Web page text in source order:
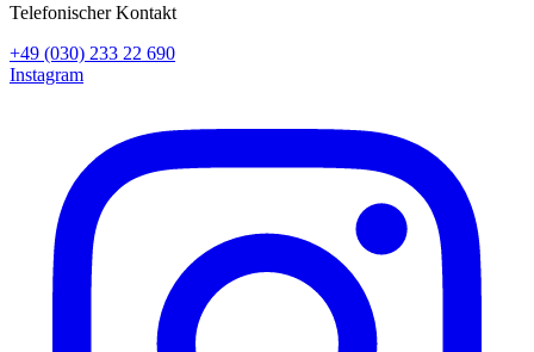
Telefonischer Kontakt
+49 (030) 233 22 690
Instagram